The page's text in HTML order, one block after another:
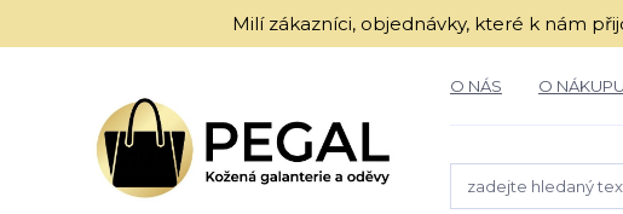
Milí zákazníci, objednávky, které k nám
O NÁS O NÁKUPU